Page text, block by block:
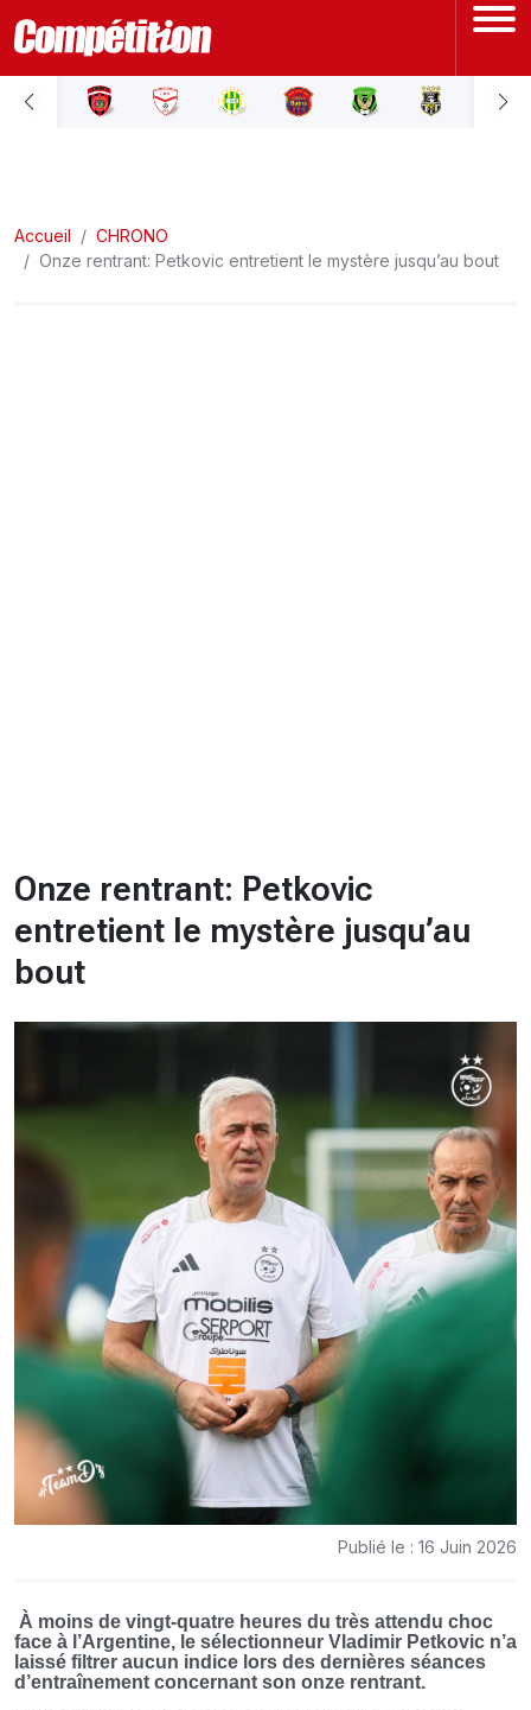
ACCUEIL
LIGUE 2
Accueil
CHRONO
Onze rentrant: Petkovic entretient le mystère jusqu’au bout
Onze rentrant: Petkovic
entretient le mystère jusqu’au
bout
Publié le : 16 Juin 2026
À moins de vingt-quatre heures du très attendu choc
face à l’Argentine, le sélectionneur Vladimir Petkovic n’a
laissé filtrer aucun indice lors des dernières séances
d’entraînement concernant son onze rentrant.